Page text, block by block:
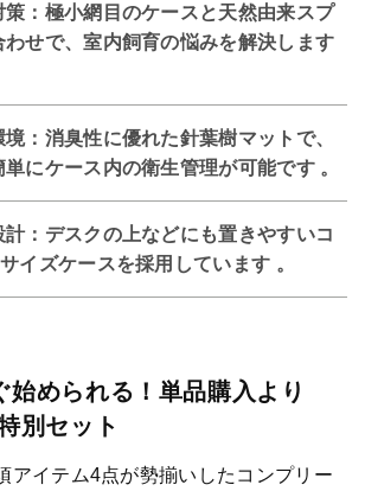
を
増
す
策：極小網目のケースと天然由来スプ
わせで、室内飼育の悩みを解決します
：消臭性に優れた針葉樹マットで、
にケース内の衛生管理が可能です 。
：デスクの上などにも置きやすいコ
イズケースを採用しています 。
められる！単品購入より
別セット
アイテム4点が勢揃いしたコンプリー